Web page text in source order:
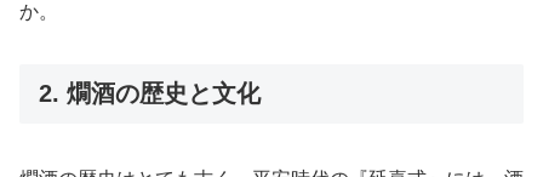
か。
2. 燗酒の歴史と文化